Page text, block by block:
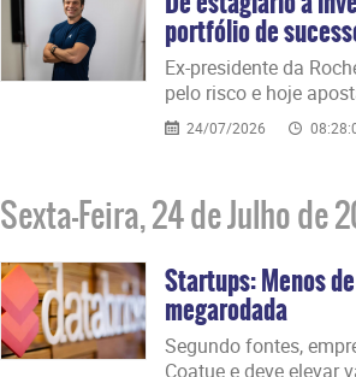
portfólio de
Ex-presidente da
pelo risco e hoje
24/07/2026
Sexta-Feira, 24 de Julho de
Startups: Menos
megarodada
Segundo fontes,
Coatue e deve elevar